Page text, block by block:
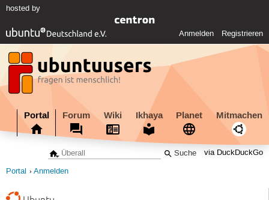
hosted by
Anmelden Registrieren
Portal Forum Wiki Ikhaya Planet Mitmachen
via DuckDuckGo
Portal Anmelden